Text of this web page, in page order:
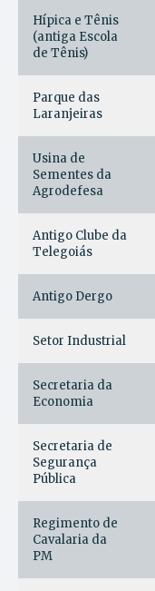
Hípica e Tênis
(antiga Escola
de Tênis)
Parque das
Laranjeiras
Usina de
Sementes da
Agrodefesa
Antigo Clube da
Telegoiás
Antigo Dergo
Setor Industrial
Secretaria da
Economia
Secretaria de
Segurança
Pública
Regimento de
Cavalaria da
PM